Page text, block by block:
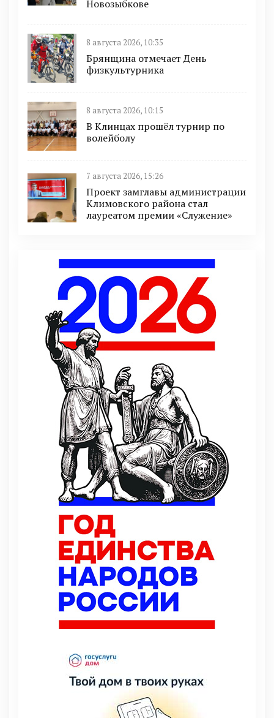
Новозыбкове
8 августа 2026, 10:35
Брянщина отмечает День
физкультурника
8 августа 2026, 10:15
В Клинцах прошёл турнир по
волейболу
7 августа 2026, 15:26
Проект замглавы администрации
Климовского района стал
лауреатом премии «Служение»